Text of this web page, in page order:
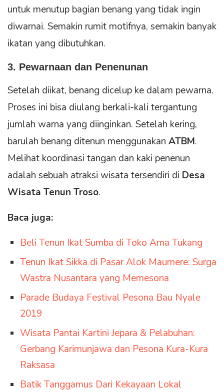
untuk menutup bagian benang yang tidak ingin
diwarnai. Semakin rumit motifnya, semakin banyak
ikatan yang dibutuhkan.
3. Pewarnaan dan Penenunan
Setelah diikat, benang dicelup ke dalam pewarna.
Proses ini bisa diulang berkali-kali tergantung
jumlah warna yang diinginkan. Setelah kering,
barulah benang ditenun menggunakan ATBM.
Melihat koordinasi tangan dan kaki penenun
adalah sebuah atraksi wisata tersendiri di Desa
Wisata Tenun Troso.
Baca juga:
Beli Tenun Ikat Sumba di Toko Ama Tukang
Tenun Ikat Sikka di Pasar Alok Maumere: Surga
Wastra Nusantara yang Memesona
Parade Budaya Festival Pesona Bau Nyale
2019
Wisata Pantai Kartini Jepara & Pelabuhan:
Gerbang Karimunjawa dan Pesona Kura-Kura
Raksasa
Batik Tanggamus Dari Kekayaan Lokal